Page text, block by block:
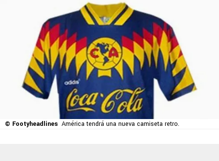
© Footyheadlines América tendrá una nueva camiseta retro.